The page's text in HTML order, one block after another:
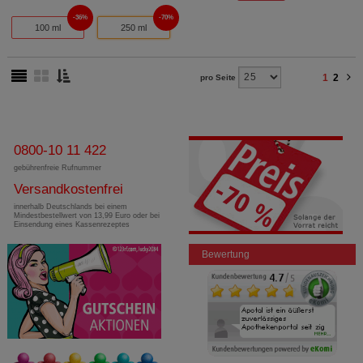
100 ml
36%
250 ml
70%
pro Seite 1 2
0800-10 11 422
gebührenfreie Rufnummer
Versandkostenfrei
innerhalb Deutschlands bei einem
Mindestbestellwert von 13,99 Euro oder bei
Einsendung eines Kassenrezeptes
Bewertung